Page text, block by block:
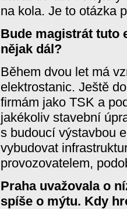
na kola. Je to otázka
Bude magistrát tuto
nějak dál?
Během dvou let má
elektrostanic. Ještě
firmám jako TSK a
jakékoliv stavební
s budoucí výstavbou
vybudovat
provozovatelem,
Praha uvažovala o
spíše o mýtu. Kdy